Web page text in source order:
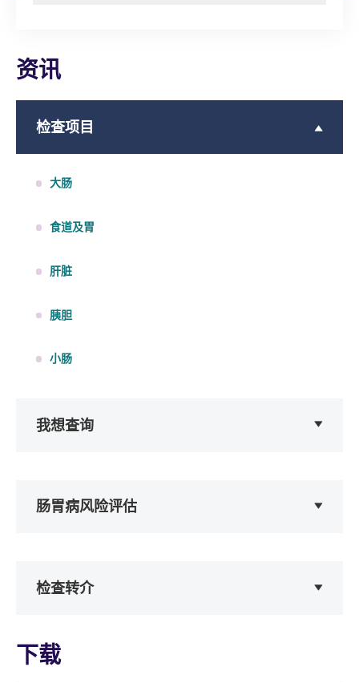
资讯
检查项目
大肠
食道及胃
肝脏
胰胆
小肠
我想查询
肠胃病风险评估
检查转介
下载